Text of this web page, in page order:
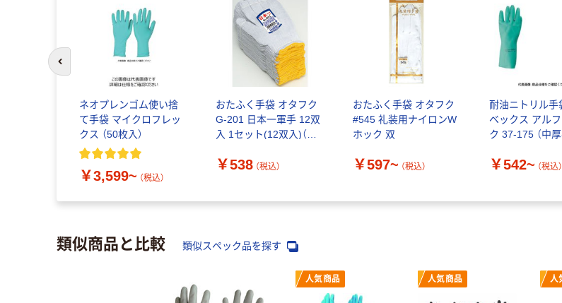
ネオプレンゴム使い捨
て手袋 マイクロフレッ
クス （50枚入）
￥3,599~ （税込）
おたふく手袋 オタフク
G-201 日本一軍手 12双
入 1セット(12双入)（直
￥538 （税込）
おたふく手袋 オタフク
#545 礼装用ナイロンW
ホック 双
￥597~ （税込）
耐油ニトリル手
ベックス アル
ク 37-175 （中厚
￥542~ （税込）
類似商品と比較 類似スペック品を探す
人気商品 人気商品 人